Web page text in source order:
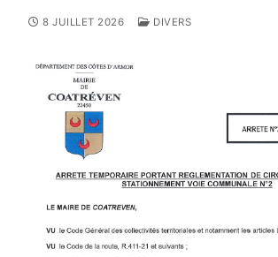
8 JUILLET 2026 DIVERS